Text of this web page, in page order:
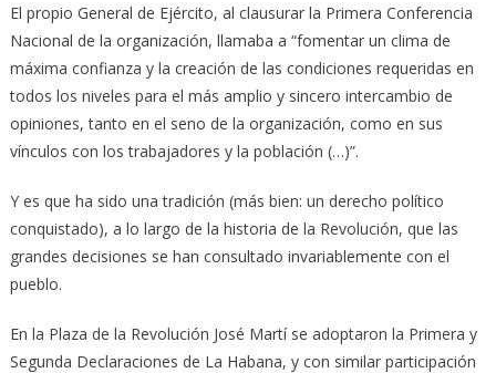
El propio General de Ejército, al clausurar la Primera Conferencia
Nacional de la organización, llamaba a “fomentar un clima de
máxima confianza y la creación de las condiciones requeridas en
todos los niveles para el más amplio y sincero intercambio de
opiniones, tanto en el seno de la organización, como en sus
vínculos con los trabajadores y la población (…)”.
Y es que ha sido una tradición (más bien: un derecho político
conquistado), a lo largo de la historia de la Revolución, que las
grandes decisiones se han consultado invariablemente con el
pueblo.
En la Plaza de la Revolución José Martí se adoptaron la Primera y
Segunda Declaraciones de La Habana, y con similar participación